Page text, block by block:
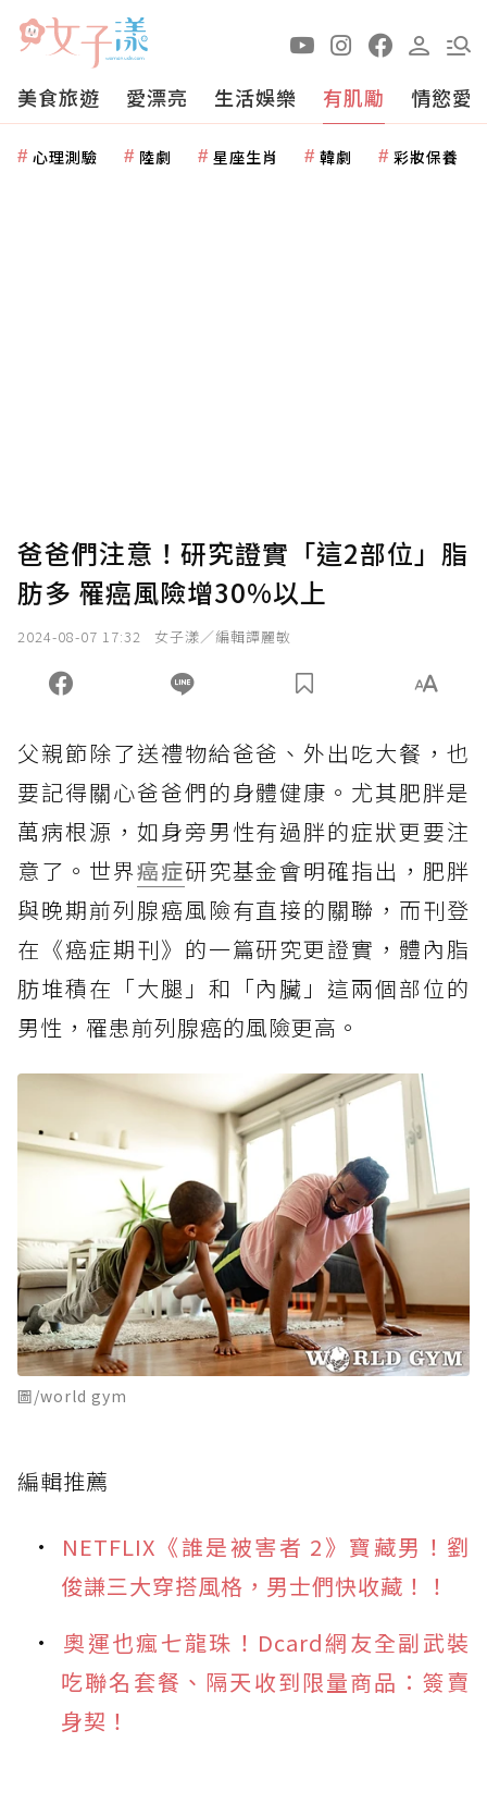
美食旅遊 愛漂亮 生活娛樂 有肌勵 情慾愛
心理測驗 陸劇 星座生肖 韓劇 彩妝保養
爸爸們注意！研究證實「這2部位」脂
肪多 罹癌風險增30%以上
2024-08-07 17:32 女子漾／編輯譚麗敏
父親節除了送禮物給爸爸、外出吃大餐，也
要記得關心爸爸們的身體健康。尤其肥胖是
萬病根源，如身旁男性有過胖的症狀更要注
意了。世界癌症研究基金會明確指出，肥胖
與晚期前列腺癌風險有直接的關聯，而刊登
在《癌症期刊》的一篇研究更證實，體內脂
肪堆積在「大腿」和「內臟」這兩個部位的
男性，罹患前列腺癌的風險更高。
圖/world gym
編輯推薦
NETFLIX《誰是被害者 2》寶藏男！劉
俊謙三大穿搭風格，男士們快收藏！！
奧運也瘋七龍珠！Dcard網友全副武裝
吃聯名套餐、隔天收到限量商品：簽賣
身契！